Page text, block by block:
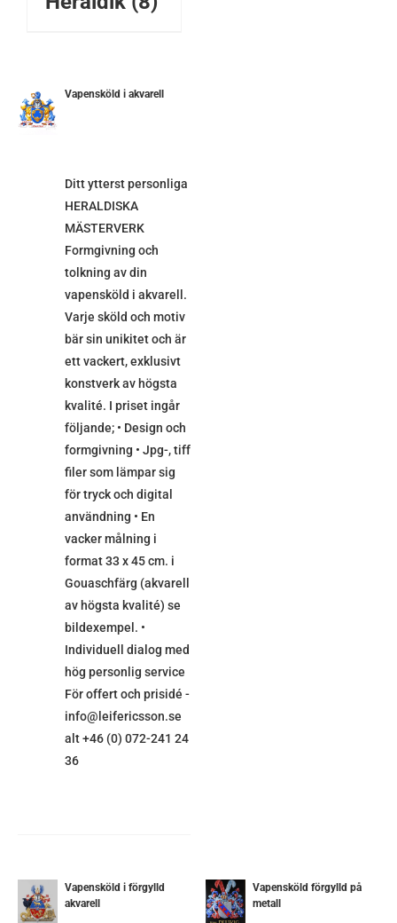
Vapensköld i akvarell
Ditt ytterst personliga
HERALDISKA
MÄSTERVERK
Formgivning och
tolkning av din
vapensköld i akvarell.
Varje sköld och motiv
bär sin unikitet och är
ett vackert, exklusivt
konstverk av högsta
kvalité. I priset ingår
följande; • Design och
formgivning • Jpg-, tiff
filer som lämpar sig
för tryck och digital
användning • En
vacker målning i
format 33 x 45 cm. i
Gouaschfärg (akvarell
av högsta kvalité) se
bildexempel. •
Individuell dialog med
hög personlig service
För offert och prisidé -
info@leifericsson.se
alt +46 (0) 072-241 24
36
Vapensköld i förgylld
akvarell
DETALJER
Vapensköld förgylld på
metall